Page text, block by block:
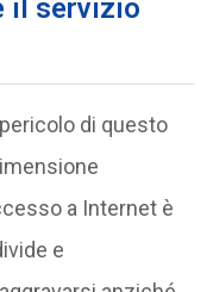
il servizio
di questo
a Internet è
e